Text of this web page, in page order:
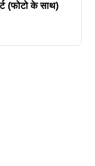
(फोटो के साथ)